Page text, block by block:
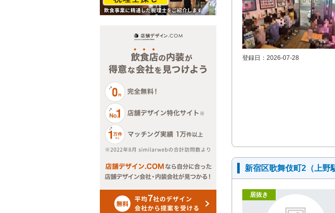
登録日：2026-07-28
新宿区歌舞伎町2（上野
居抜き